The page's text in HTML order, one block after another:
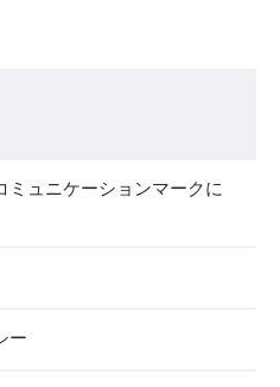
ミュニケーションマークに
ー